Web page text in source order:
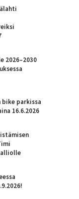
2026–2030
bike parkissa
16.6.2026